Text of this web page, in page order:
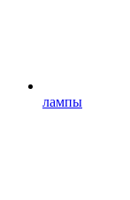
лампы